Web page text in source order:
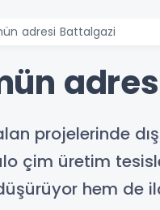
adresi Battalgazi
projelerinde
çim üretim
hem de